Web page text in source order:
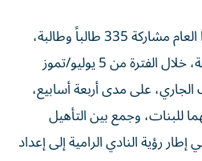
وشهد البرنامج الصيفي لهذا العام مشاركة 335 طالباً وطالبة،
منهم 182 طالباً و153 طالبة، خلال الفترة من 5 يوليو/تموز
آب الجاري، على مدى أربعة أسابيع،
للبنات، وجمع بين التأهيل
رؤية النادي الرامية إلى إعداد